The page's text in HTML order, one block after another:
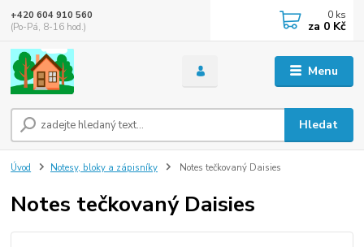
Menu
Hledat
+420 604 910 560
(Po-Pá, 8-16 hod.)
0 ks
za 0 Kč
Úvod Notesy, bloky a zápisníky Notes tečkovaný Daisies
Notes tečkovaný Daisies